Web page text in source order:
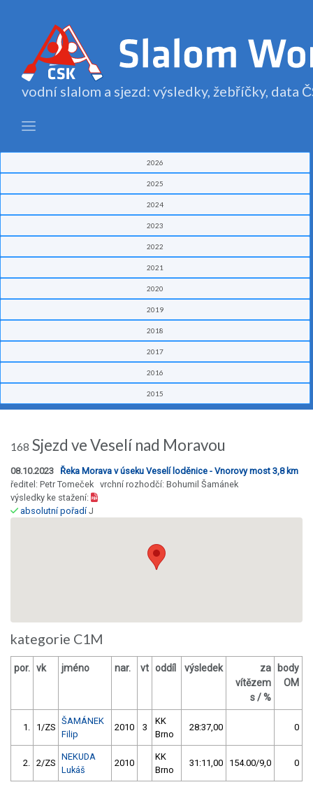
vodní slalom a sjezd: výsledky, žebříčky, data
2026
2025
2024
2023
2022
2021
2020
2019
2018
2017
2016
2015
168 Sjezd ve Veselí nad Moravou
08.10.2023 Řeka Morava v úseku Veselí loděnice - Vnorovy most 3,8 km
ředitel: Petr Tomeček vrchní rozhodčí: Bohumil Šamánek
výsledky ke stažení:
absolutní pořadíJ
kategorie C1M
por. vk jméno nar. vt oddíl výsledek
za
vítězem
s / %
body
OM
1. 1/ZS
ŠAMÁNEK
Filip
2010 3
KK
Brno
28:37,00 0
2. 2/ZS
NEKUDA
Lukáš
2010
KK
Brno
31:11,00 154.00/9,0 0